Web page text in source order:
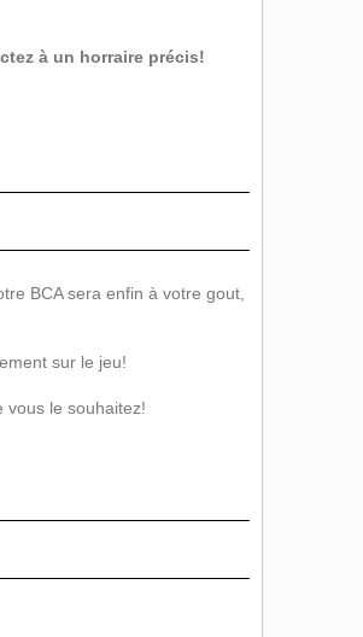
à un horraire précis!
BCA sera enfin à votre gout,
sur le jeu!
vous le souhaitez!